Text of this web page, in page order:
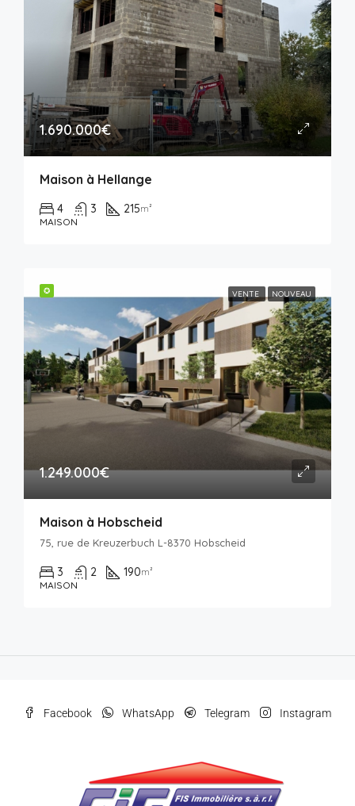
1.690.000€
Maison à Hellange
4 3 215m²
MAISON
✪ VENTE NOUVEAU
1.249.000€
Maison à Hobscheid
75, rue de Kreuzerbuch L-8370 Hobscheid
3 2 190m²
MAISON
Facebook WhatsApp Telegram Instagram